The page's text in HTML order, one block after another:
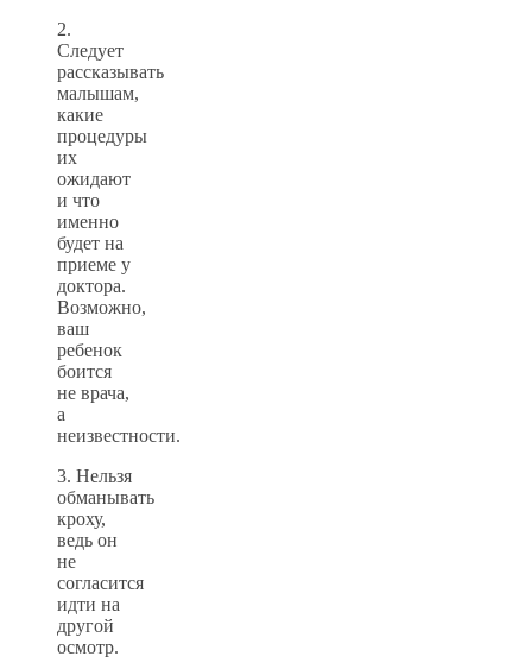
2.
Следует
рассказывать
малышам,
какие
процедуры
их
ожидают
и что
именно
будет на
приеме у
доктора.
Возможно,
ваш
ребенок
боится
не врача,
а
неизвестности.
3. Нельзя
обманывать
кроху,
ведь он
не
согласится
идти на
другой
осмотр.